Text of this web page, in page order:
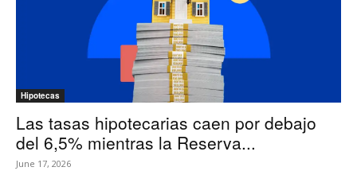
Hipotecas
Las tasas hipotecarias caen por debajo
del 6,5% mientras la Reserva...
June 17, 2026